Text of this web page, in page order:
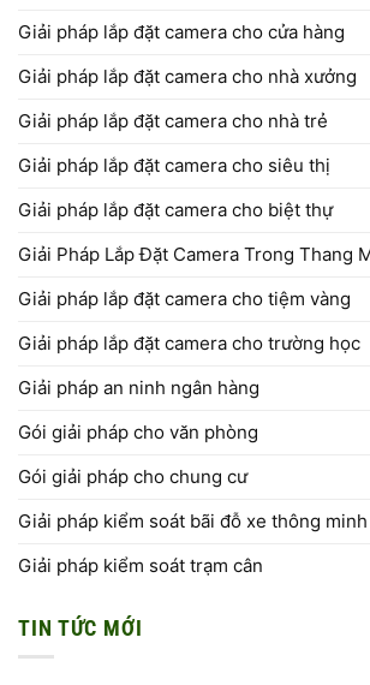
Giải pháp lắp đặt camera cho cửa hàng
Giải pháp lắp đặt camera cho nhà xưởng
Giải pháp lắp đặt camera cho nhà trẻ
Giải pháp lắp đặt camera cho siêu thị
Giải pháp lắp đặt camera cho biệt thự
Giải Pháp Lắp Đặt Camera Trong Thang
Giải pháp lắp đặt camera cho tiệm vàng
Giải pháp lắp đặt camera cho trường học
Giải pháp an ninh ngân hàng
Gói giải pháp cho văn phòng
Gói giải pháp cho chung cư
Giải pháp kiểm soát bãi đỗ xe thông minh
Giải pháp kiểm soát trạm cân
TIN TỨC MỚI